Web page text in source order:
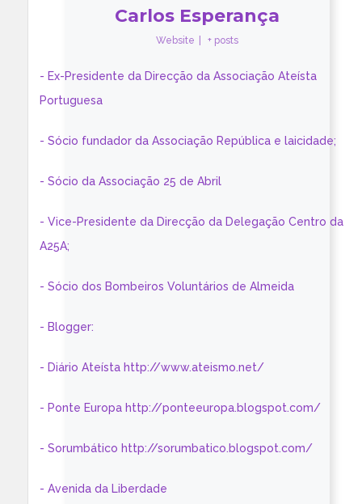
Carlos Esperança
Website + posts
- Ex-Presidente da Direcção da Associação Ateísta
Portuguesa
- Sócio fundador da Associação República e laicidade;
- Sócio da Associação 25 de Abril
- Vice-Presidente da Direcção da Delegação Centro da
A25A;
- Sócio dos Bombeiros Voluntários de Almeida
- Blogger:
- Diário Ateísta http://www.ateismo.net/
- Ponte Europa http://ponteeuropa.blogspot.com/
- Sorumbático http://sorumbatico.blogspot.com/
- Avenida da Liberdade